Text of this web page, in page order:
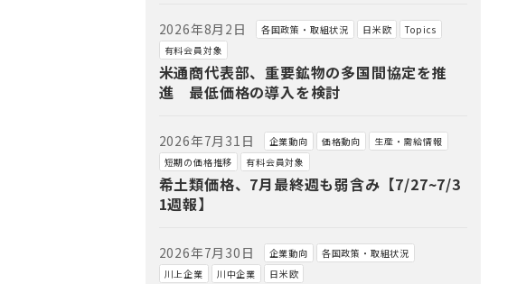
2026年8月2日 各国政策・取組状況 日米欧
Topics
有料会員対象
米通商代表部、重要鉱物の多国間協定を推
進 最低価格の導入を検討
2026年7月31日 企業動向 価格動向
生産・需給情報
短期の価格推移
有料会員対象
希土類価格、7月最終週も弱含み【7/27~7/3
1週報】
2026年7月30日 企業動向
各国政策・取組状況
川上企業
川中企業 日米欧